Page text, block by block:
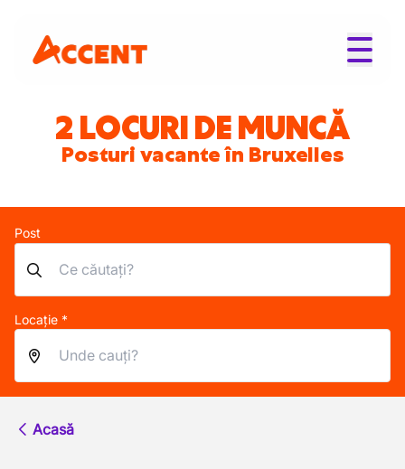
2 LOCURI DE MUNCĂ
Posturi vacante în Bruxelles
Post
Locație *
Acasă